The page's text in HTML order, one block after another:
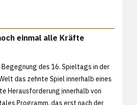
einmal alle Kräfte
Begegnung des 16. Spieltags in der
das zehnte Spiel innerhalb eines
Herausforderung innerhalb von